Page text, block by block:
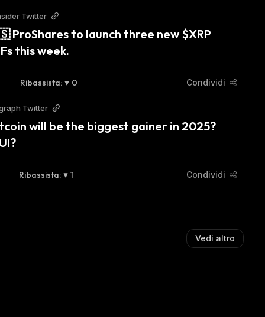
Twitter
ProShares to launch three new $XRP
this week.
Ribassista: 0 Condividi
Twitter
will be the biggest gainer in 2025?
Ribassista: 1 Condividi
Vedi altro